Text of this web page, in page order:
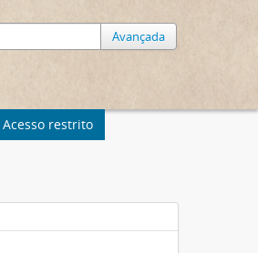
Avançada
Acesso restrito